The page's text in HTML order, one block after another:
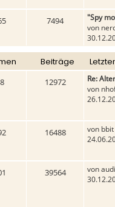
7494
"Spy
von
Beiträge
12972
Re:
von
16488 von bbit
39564 von